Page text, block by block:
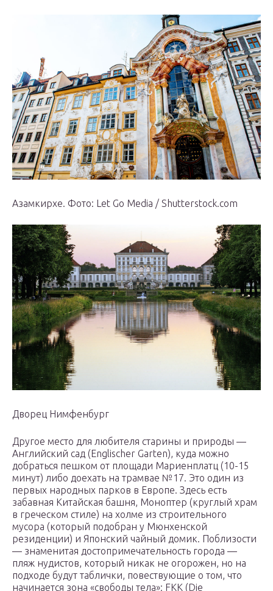
Азамкирхе. Фото: Let Go Media / Shutterstock.com
Дворец Нимфенбург
Другое место для любителя старины и природы —
Английский сад (Englischer Garten), куда можно
добраться пешком от площади Мариенплатц (10-15
минут) либо доехать на трамвае №17. Это один из
первых народных парков в Европе. Здесь есть
забавная Китайская башня, Моноптер (круглый храм
в греческом стиле) на холме из строительного
мусора (который подобран у Мюнхенской
резиденции) и Японский чайный домик. Поблизости
— знаменитая достопримечательность города —
пляж нудистов, который никак не огорожен, но на
подходе будут таблички, повествующие о том, что
начинается зона «свободы тела»: FKK (Die